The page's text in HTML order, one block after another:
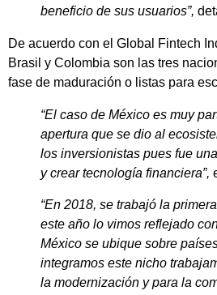
beneficio de sus usuarios”,
De acuerdo con el Global Fintech
Brasil y Colombia son las tres
fase de maduración o listas para
“El caso de México es muy
apertura que se dio al
los inversionistas pues fue
y crear tecnología financiera”,
“En 2018, se trabajó la
este año lo vimos reflejado
México se ubique sobre
integramos este nicho
la modernización y para la